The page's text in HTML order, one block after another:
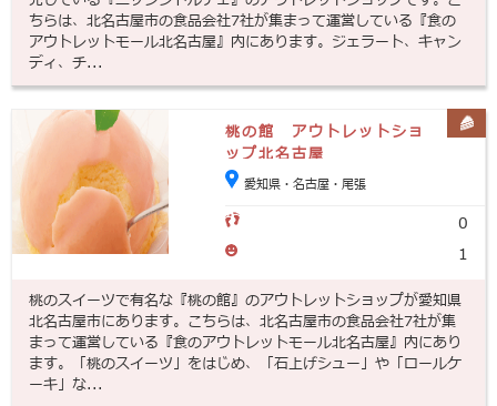
ちらは、北名古屋市の食品会社7社が集まって運営している『食の
アウトレットモール北名古屋』内にあります。ジェラート、キャン
ディ、チ...
桃の館 アウトレットショ
ップ北名古屋
愛知県・名古屋・尾張
0
1
桃のスイーツで有名な『桃の館』のアウトレットショップが愛知県
北名古屋市にあります。こちらは、北名古屋市の食品会社7社が集
まって運営している『食のアウトレットモール北名古屋』内にあり
ます。「桃のスイーツ」をはじめ、「石上げシュー」や「ロールケ
ーキ」な...